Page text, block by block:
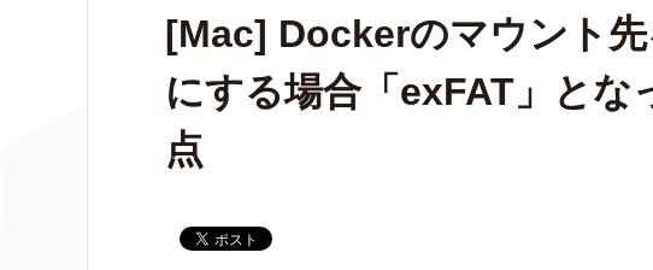
[Mac] Dockerのマウント
にする場合「exFAT」とな
点